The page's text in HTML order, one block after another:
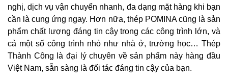
nghị, dịch vụ vận chuyển nhanh, đa dạng mặt hàng khi bạn
cần là cung ứng ngay. Hơn nữa, thép POMINA cũng là sản
phẩm chất lượng đáng tin cậy trong các công trình lớn, và
cả một số công trình nhỏ như nhà ở, trường học… Thép
Thành Công là đại lý chuyên về sản phẩm này hàng đầu
Việt Nam, sẵn sàng là đối tác đáng tin cậy của bạn.